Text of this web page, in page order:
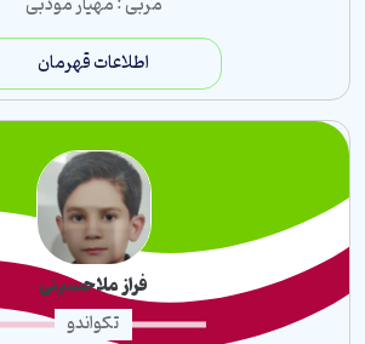
اطلاعات قهرمان
فراز ملاحسینی
تکواندو